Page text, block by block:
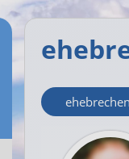
ehebrechen